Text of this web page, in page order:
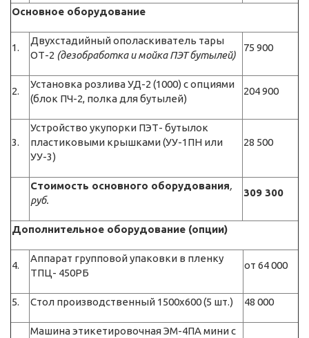
Основное оборудование
1.
Двухстадийный ополаскиватель тары
ОТ-2 (дезобработка и мойка ПЭТ бутылей)
75 900
2.
Установка розлива УД-2 (1000) с опциями
(блок ПЧ-2, полка для бутылей)
204 900
3.
Устройство укупорки ПЭТ- бутылок
пластиковыми крышками (УУ-1ПН или
УУ-3)
28 500
Стоимость основного оборудования,
руб.
309 300
Дополнительное оборудование (опции)
4.
Аппарат групповой упаковки в пленку
ТПЦ- 450РБ
от 64 000
5. Стол производственный 1500х600 (5 шт.) 48 000
Машина этикетировочная ЭМ-4ПА мини с